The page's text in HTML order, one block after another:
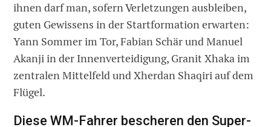
ihnen darf man, sofern Verletzungen ausbleiben,
guten Gewissens in der Startformation erwarten:
Yann Sommer im Tor, Fabian Schär und Manuel
Akanji in der Innenverteidigung, Granit Xhaka im
zentralen Mittelfeld und Xherdan Shaqiri auf dem
Flügel.